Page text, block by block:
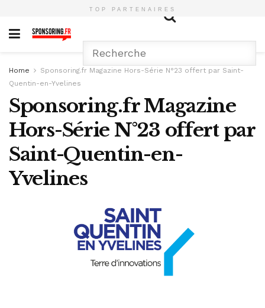
TOP PARTENAIRES
Home
Sponsoring.fr Magazine Hors-Série N°23 offert par Saint-
Quentin-en-Yvelines
Sponsoring.fr Magazine
Hors-Série N°23 offert par
Saint-Quentin-en-
Yvelines